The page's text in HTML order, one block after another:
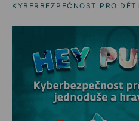
KYBERBEZPEČNOST PRO DĚTI